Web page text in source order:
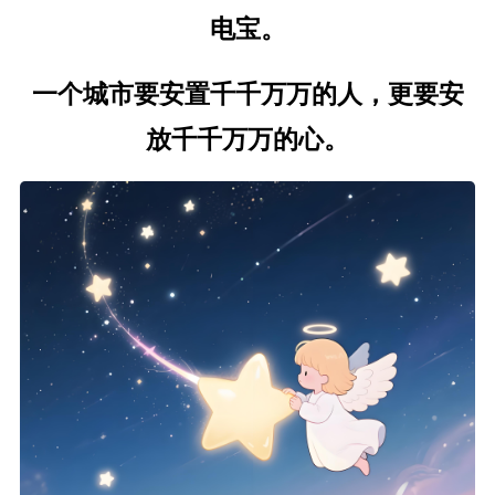
电宝。
一个城市要安置千千万万的人，更要安
放千千万万的心。